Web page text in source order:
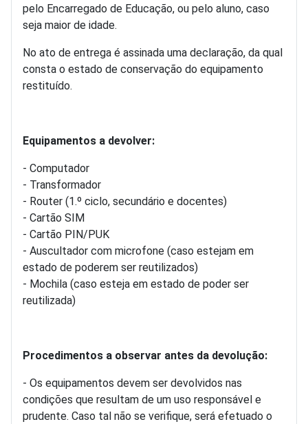
pelo Encarregado de Educação, ou pelo aluno, caso
seja maior de idade.
No ato de entrega é assinada uma declaração, da qual
consta o estado de conservação do equipamento
restituído.
Equipamentos a devolver:
- Computador
- Transformador
- Router (1.º ciclo, secundário e docentes)
- Cartão SIM
- Cartão PIN/PUK
- Auscultador com microfone (caso estejam em
estado de poderem ser reutilizados)
- Mochila (caso esteja em estado de poder ser
reutilizada)
Procedimentos a observar antes da devolução:
- Os equipamentos devem ser devolvidos nas
condições que resultam de um uso responsável e
prudente. Caso tal não se verifique, será efetuado o